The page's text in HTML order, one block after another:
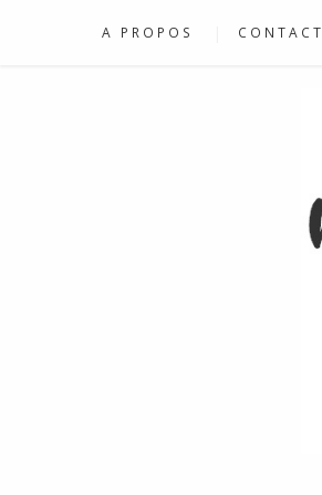
A PROPOS CONTACT